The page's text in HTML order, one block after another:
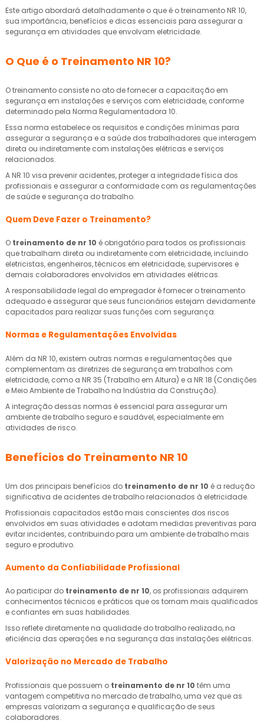
Este artigo abordará detalhadamente o que é o treinamento NR 10,
sua importância, benefícios e dicas essenciais para assegurar a
segurança em atividades que envolvam eletricidade.
O Que é o Treinamento NR 10?
O treinamento consiste no ato de fornecer a capacitação em
segurança em instalações e serviços com eletricidade, conforme
determinado pela Norma Regulamentadora 10.
Essa norma estabelece os requisitos e condições mínimas para
assegurar a segurança e a saúde dos trabalhadores que interagem
direta ou indiretamente com instalações elétricas e serviços
relacionados.
A NR 10 visa prevenir acidentes, proteger a integridade física dos
profissionais e assegurar a conformidade com as regulamentações
de saúde e segurança do trabalho.
Quem Deve Fazer o Treinamento?
O treinamento de nr 10 é obrigatório para todos os profissionais
que trabalham direta ou indiretamente com eletricidade, incluindo
eletricistas, engenheiros, técnicos em eletricidade, supervisores e
demais colaboradores envolvidos em atividades elétricas.
A responsabilidade legal do empregador é fornecer o treinamento
adequado e assegurar que seus funcionários estejam devidamente
capacitados para realizar suas funções com segurança.
Normas e Regulamentações Envolvidas
Além da NR 10, existem outras normas e regulamentações que
complementam as diretrizes de segurança em trabalhos com
eletricidade, como a NR 35 (Trabalho em Altura) e a NR 18 (Condições
e Meio Ambiente de Trabalho na Indústria da Construção).
A integração dessas normas é essencial para assegurar um
ambiente de trabalho seguro e saudável, especialmente em
atividades de risco.
Benefícios do Treinamento NR 10
Um dos principais benefícios do treinamento de nr 10 é a redução
significativa de acidentes de trabalho relacionados à eletricidade.
Profissionais capacitados estão mais conscientes dos riscos
envolvidos em suas atividades e adotam medidas preventivas para
evitar incidentes, contribuindo para um ambiente de trabalho mais
seguro e produtivo.
Aumento da Confiabilidade Profissional
Ao participar do treinamento de nr 10, os profissionais adquirem
conhecimentos técnicos e práticos que os tornam mais qualificados
e confiantes em suas habilidades.
Isso reflete diretamente na qualidade do trabalho realizado, na
eficiência das operações e na segurança das instalações elétricas.
Valorização no Mercado de Trabalho
Profissionais que possuem o treinamento de nr 10 têm uma
vantagem competitiva no mercado de trabalho, uma vez que as
empresas valorizam a segurança e qualificação de seus
colaboradores.